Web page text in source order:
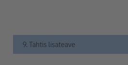
9. Tähtis lisateave